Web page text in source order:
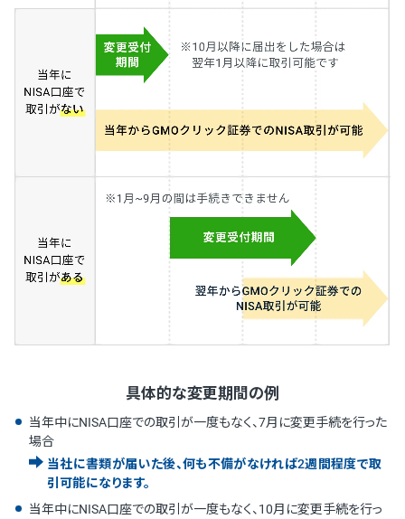
具体的な変更期間の例
当年中にNISA口座での取引が一度もなく、7月に変更手続を行った
場合
当社に書類が届いた後、何も不備がなければ2週間程度で取
引可能になります。
当年中にNISA口座での取引が一度もなく、10月に変更手続を行っ